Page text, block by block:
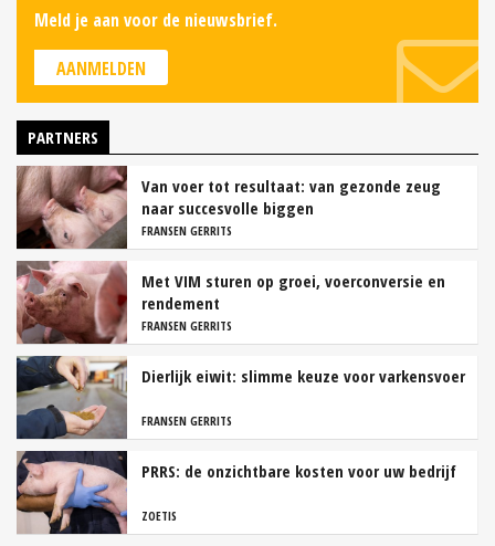
Meld je aan voor de nieuwsbrief.
AANMELDEN
PARTNERS
Van voer tot resultaat: van gezonde zeug
naar succesvolle biggen
FRANSEN GERRITS
Met VIM sturen op groei, voerconversie en
rendement
FRANSEN GERRITS
Dierlijk eiwit: slimme keuze voor varkensvoer
FRANSEN GERRITS
PRRS: de onzichtbare kosten voor uw bedrijf
ZOETIS